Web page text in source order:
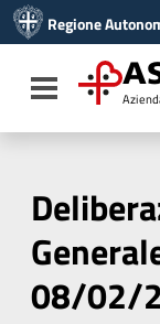
Vai al menu di
Vai al footer
Regione
Toggle
08/02/